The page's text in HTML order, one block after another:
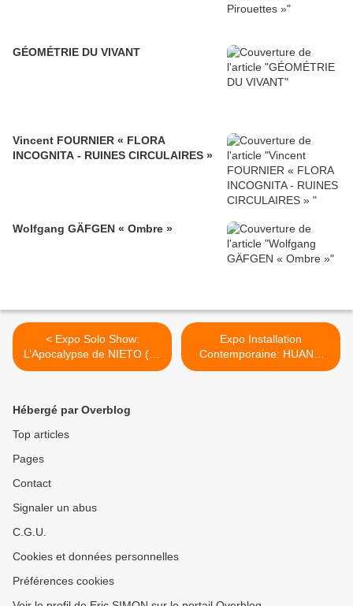
GÉOMÉTRIE DU VIVANT
Vincent FOURNIER « FLORA
INCOGNITA - RUINES CIRCULAIRES »
Wolfgang GÄFGEN « Ombre »
< Expo Solo Show:
L’Apocalypse de NIETO (ou
ébauches d’un thaumaturge
Expo Installation
Contemporaine: HUANG
YONG PING >
Hébergé par Overblog
Top articles
Pages
Contact
Signaler un abus
C.G.U.
Cookies et données personnelles
Préférences cookies